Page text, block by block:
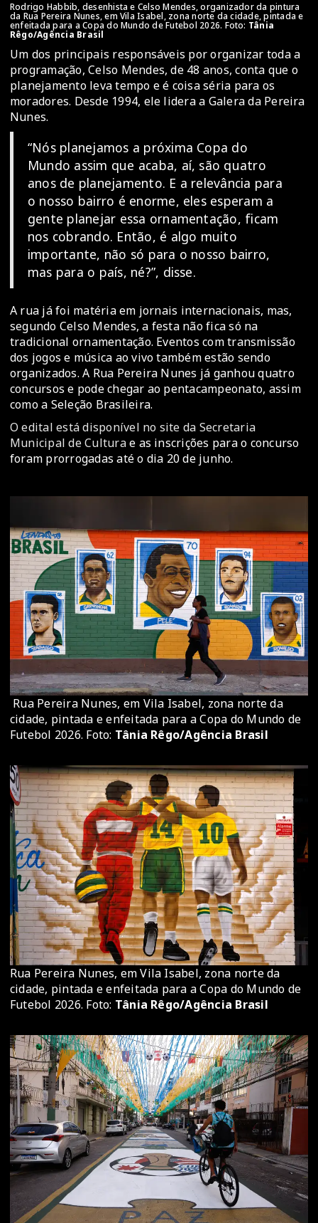
Rodrigo Habbib, desenhista e Celso Mendes, organizador da pintura
da Rua Pereira Nunes, em Vila Isabel, zona norte da cidade, pintada e
enfeitada para a Copa do Mundo de Futebol 2026. Foto: Tânia
Rêgo/Agência Brasil
Um dos principais responsáveis por organizar toda a
programação, Celso Mendes, de 48 anos, conta que o
planejamento leva tempo e é coisa séria para os
moradores. Desde 1994, ele lidera a Galera da Pereira
Nunes.
“Nós planejamos a próxima Copa do
Mundo assim que acaba, aí, são quatro
anos de planejamento. E a relevância para
o nosso bairro é enorme, eles esperam a
gente planejar essa ornamentação, ficam
nos cobrando. Então, é algo muito
importante, não só para o nosso bairro,
mas para o país, né?”, disse.
A rua já foi matéria em jornais internacionais, mas,
segundo Celso Mendes, a festa não fica só na
tradicional ornamentação. Eventos com transmissão
dos jogos e música ao vivo também estão sendo
organizados. A Rua Pereira Nunes já ganhou quatro
concursos e pode chegar ao pentacampeonato, assim
como a Seleção Brasileira.
O edital está disponível no site da Secretaria
Municipal de Culturae as inscrições para o concurso
foram prorrogadas até o dia 20 de junho.
Rua Pereira Nunes, em Vila Isabel, zona norte da
cidade, pintada e enfeitada para a Copa do Mundo de
Futebol 2026. Foto: Tânia Rêgo/Agência Brasil
Rua Pereira Nunes, em Vila Isabel, zona norte da
cidade, pintada e enfeitada para a Copa do Mundo de
Futebol 2026. Foto: Tânia Rêgo/Agência Brasil